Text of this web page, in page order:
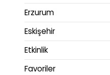
Erzurum
Eskişehir
Etkinlik
Favoriler